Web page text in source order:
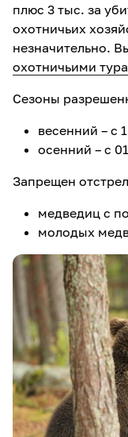
плюс 3 тыс. за
охотничьих
незначительно.
охотничьими
Сезоны
весенний – с
осенний – с
Запрещен
медведиц с
молодых